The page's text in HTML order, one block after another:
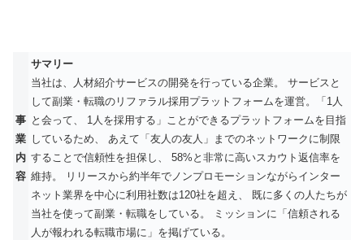
事
業
内
容
サマリー
当社は、人材紹介サービスの開発を行っている企業。 サービスと
して副業・転職のリファラル採用プラットフォームを運営。「1人
と会って、 1人を採用する」ことができるプラットフォームを目指
しているため、 あえて「友人の友人」までのネットワークに制限
することで信頼性を担保し、 58%と非常に高いスカウト返信率を
維持。 リリースから約半年でノンプロモーションながらインター
ネット業界を中心に利用社数は120社を超え、 既に多くの人たちが
当社を使って副業・転職をしている。 ミッションに「信頼される
人が報われる転職市場に」を掲げている。